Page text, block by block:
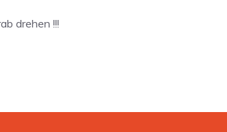
drehen !!!